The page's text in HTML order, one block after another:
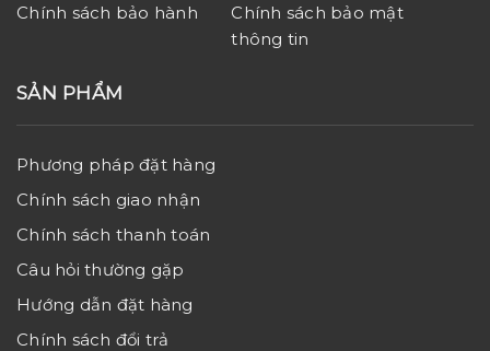
Chính sách bảo hành
Chính sách bảo mật
thông tin
SẢN PHẨM
Phương pháp đặt hàng
Chính sách giao nhận
Chính sách thanh toán
Câu hỏi thường gặp
Hướng dẫn đặt hàng
Chính sách đổi trả